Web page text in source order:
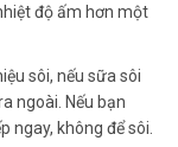
độ ấm hơn một
sôi, nếu sữa sôi
ngoài. Nếu bạn
ngay, không để sôi.